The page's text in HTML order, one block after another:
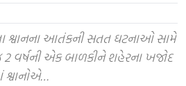
શ્વાનના આતંકની સતત ઘટનાઓ સામે
વર્ષની એક બાળકીને શહેરના ખજોદ
શ્વાનોએ…